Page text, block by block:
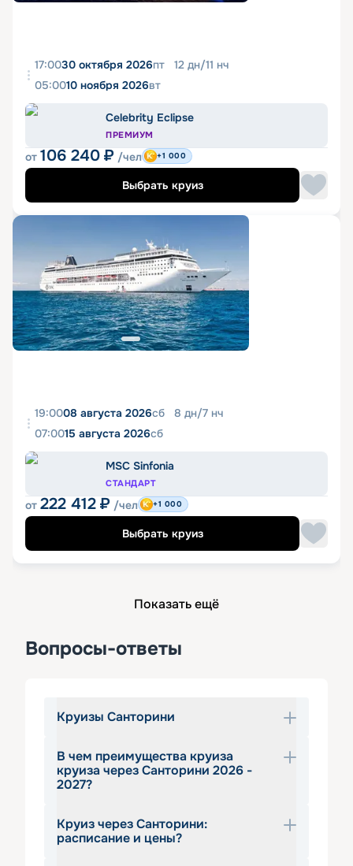
17:0030 октября 2026пт 12 дн/11 нч
05:0010 ноября 2026вт
Celebrity Eclipse
ПРЕМИУМ
от 106 240 ₽ /чел +1 000
Выбрать круиз
19:0008 августа 2026сб 8 дн/7 нч
07:0015 августа 2026сб
MSC Sinfonia
СТАНДАРТ
от 222 412 ₽ /чел +1 000
Выбрать круиз
Показать ещё
Вопросы-ответы
Круизы Санторини
Санторини — одно из самых
узнаваемых мест Средиземноморья, и
остров стабильно входят в топ спроса
у туристов. Направление ценят за
В чем преимущества круиза
круиза через Санторини 2026 -
2027?
Круиз через Санторини часто
включают в маршруты по Греции и
Круиз через Санторини:
расписание и цены?